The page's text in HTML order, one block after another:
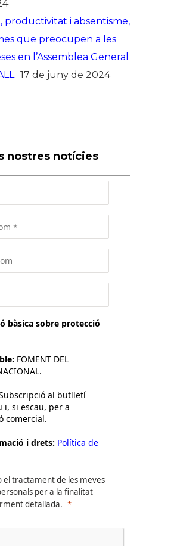
productivitat i absentisme,
que preocupen a les
en l’Assemblea General
17 de juny de 2024
nostres notícies
bàsica sobre protecció
FOMENT DEL
al butlletí
i, si escau, per a
comercial.
i drets: Política de
el tractament de les meves
per a la finalitat
detallada.